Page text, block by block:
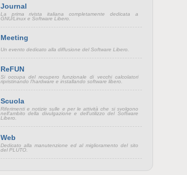
Journal
La prima rivista italiana completamente dedicata a
GNU/Linux e Software Libero.
Meeting
Un evento dedicato alla diffusione del Software Libero.
ReFUN
Si occupa del recupero funzionale di vecchi calcolatori
ripristinando l'hardware e installando software libero.
Scuola
Riferimenti e notizie sulle e per le attività che si svolgono
nell'ambito della divulgazione e dell'utilizzo del Software
Libero.
Web
Dedicato alla manutenzione ed al miglioramento del sito
del PLUTO.